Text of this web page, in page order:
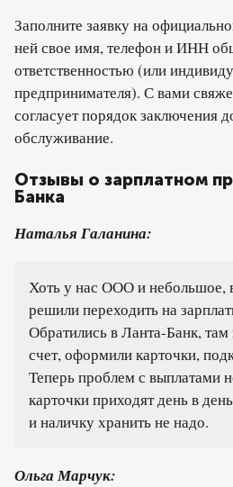
Заполните заявку на
ней свое имя, телефон и ИНН
ответственностью (или
предпринимателя). С вами
согласует порядок заключения
обслуживание.
Отзывы о зарплатном
Банка
Наталья Галанина:
Хоть у нас ООО и небольшое,
решили переходить на
Обратились в Ланта-Банк,
счет, оформили карточки,
Теперь проблем с выплатами
карточки приходят день в
и наличку хранить не надо.
Ольга Марчук: